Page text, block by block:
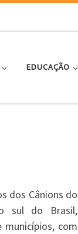
EDUCAÇÃO
dos Cânions do
sul do Brasil,
com